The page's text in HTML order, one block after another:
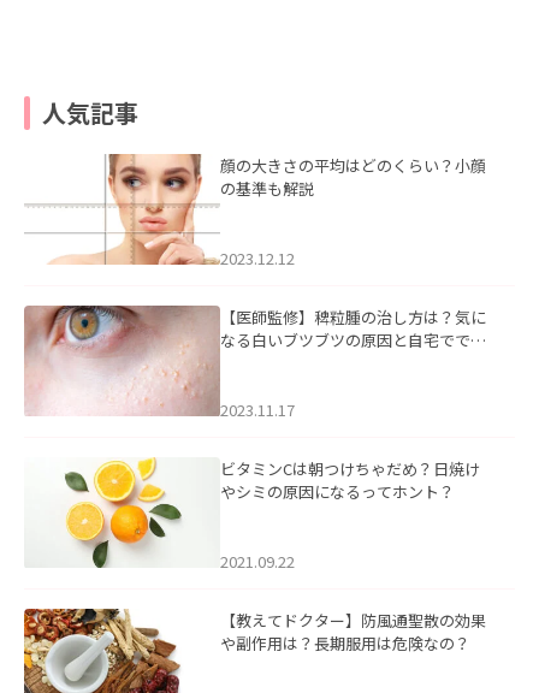
人気記事
顔の大きさの平均はどのくらい？小顔
の基準も解説
2023.12.12
【医師監修】稗粒腫の治し方は？気に
なる白いブツブツの原因と自宅ででき
2023.11.17
ビタミンCは朝つけちゃだめ？日焼け
やシミの原因になるってホント？
2021.09.22
【教えてドクター】防風通聖散の効果
や副作用は？長期服用は危険なの？